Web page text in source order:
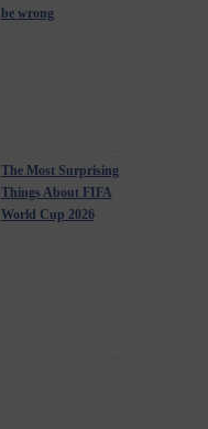
be wrong
The Most Surprising
Things About FIFA
World Cup 2026